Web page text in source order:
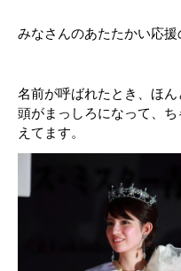
みなさんのあたたかい応
名前が呼ばれたとき、ほ
頭がまっしろになって、
えてます。